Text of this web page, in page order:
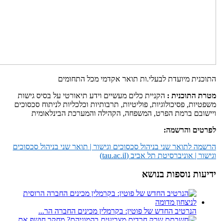
התוכנית מיועדת לבעלי.ות תואר אקדמי מכל התחומים
מטרת התוכנית : הקניית כלים מעשיים וידע תיאורטי על בסיס גישות
משפטיות, פסיכולוגיות, פוליטיות, תרבותיות וכלכליות לניתוח סכסוכים
ויישובם ברמת הפרט, המשפחה, הקהילה והמערכת הבינלאומית
לפרטים והרשמה:
הרשמה לתואר שני בניהול סכסוכים וגישור | תואר שני בניהול סכסוכים
וגישור | אוניברסיטת תל אביב (tau.ac.il)
ידיעות נוספות בנושא
הנרטיב החדש של פוטין: בקרמלין מכינים החברה הר...